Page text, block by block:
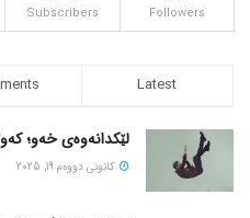
Followers
Subscribers
Latest
لێکدانەوەی خەو؛
كانونی دووه‌م 19, 2025